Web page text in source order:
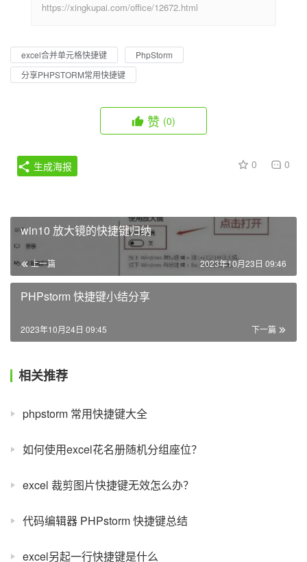
https://xingkupai.com/office/12672.html
excel合并单元格快捷键
PhpStorm
分享PHPSTORM常用快捷键
赞 (0)
0 0
生成海报
win10 放大镜的快捷键归纳
上一篇 2023年10月23日 09:46
PHPstorm 快捷键小结分享
下一篇
2023年10月24日 09:45
相关推荐
phpstorm 常用快捷键大全
如何使用excel花名册随机分组座位？
excel 裁剪图片快捷键无效怎么办？
代码编辑器 PHPstorm 快捷键总结
excel另起一行快捷键是什么